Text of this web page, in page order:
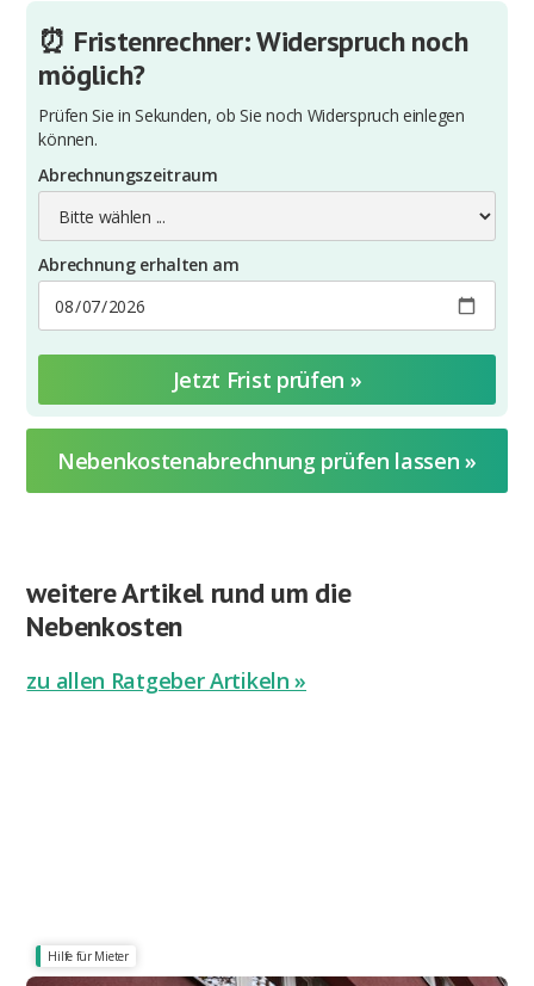
⏰ Fristenrechner: Widerspruch noch
möglich?
Prüfen Sie in Sekunden, ob Sie noch Widerspruch einlegen
können.
Abrechnungszeitraum
Abrechnung erhalten am
Nebenkostenabrechnung prüfen lassen »
weitere Artikel rund um die
Nebenkosten
zu allen Ratgeber Artikeln »
Hilfe für Mieter